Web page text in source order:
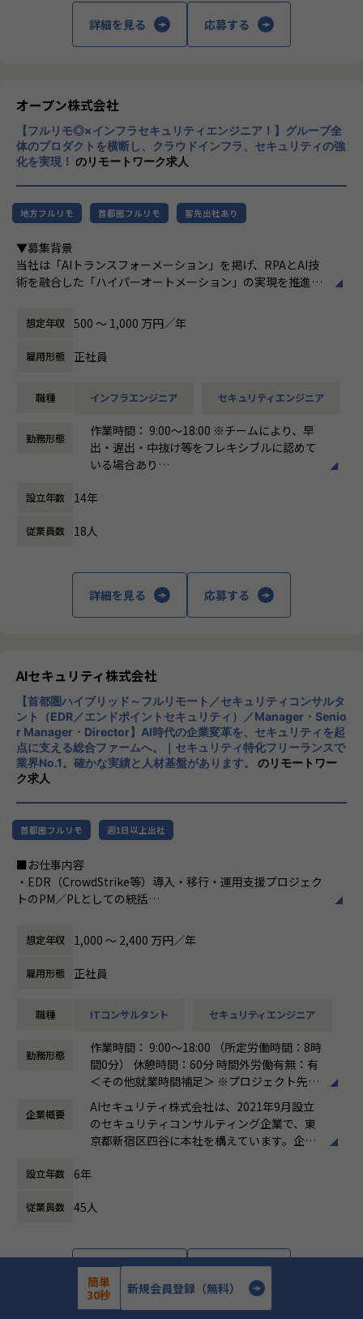
【組織の特徴・魅力】
・「真のデータドリブンコンサルティング」を体現すべく、
お客様の真のパートナーになることを目標としています。
・プロジェクトベースではなく、お客様ベースで仕事をして
いくため、よりお客様に深く入り込み「伴走型支援」として
お客様のデータ活用を促進させることができる点が醍醐味で
す。
適正に応じて、会社の指示する業務への異動を命じることが
■Mission：専門性と技術力、高度な分析ノ
ズに応えるため、私たちは「プロフェッショ
ナルサービスの大衆化」をミッションとして
掲げております。高い専門性を持った技術
力、深い経験から得られた多様性のある高度
な分析力をハイクオリティ＆ローコストで提
供することで、企業の競争優位確保に貢献す
ることを私たちは使命としております。
造」を掲げて、理想企業の創造に向け、「社
員全員が燃える会社」を目指しています。理
展する企業です。そして、社員全員が燃え続
ます。お客様に対する長期的な貢献を果たす
詳細を見る 応募する
オープン株式会社
【フルリモ◎×インフラセキュリティエンジニア！】グループ全
体のプロダクトを横断し、クラウドインフラ、セキュリティの強
化を実現！ のリモートワーク求人
地方フルリモ 首都圏フルリモ 客先出社あり
▼募集背景
当社は「AIトランスフォーメーション」を掲げ、RPAとAI技
術を融合した「ハイパーオートメーション」の実現を推進し
支えるインフラ基盤・セキュリティ統制・監視体制を全社横
断で整備・強化していくフェーズにあります。
現在、一部プロダクトのAWSからGoogle Cloud への移行を
はじめ、各プロダクトの脆弱性対応やセキュリティガバナン
かつスケーラブルに進化させる中核メンバーを求めていま
▼求める人物像
「一流であれ」「自ら仕掛ける」「ヒトをつくる」「本気を
複数プロダクトを横断し、当事者意識を持って課題を完遂で
未整備の課題を自ら発見し、仕組みとして解決することにや
ポジションの魅力
全社の技術基盤を「設計する」立場
特定プロダクトの運用担当ではなく、オープングループ全体
のインフラ・セキュリティ・監視の標準を自ら定義していく
りの裁量と影響範囲が大きいことが特徴です。
■0→1フェーズの面白さ
セキュリティガバナンス、監視・オブザーバビリティ基盤、I
aC による自動化など、これから整備していくテーマが揃って
います。既存の仕組みを維持するのではなく、自分の手で土
台を作り上げる経験ができます。
リーダー候補として、技術方針の策定・標準化・メンバー育
成にも携わります。スペシャリストとマネジメントの両方の
道が拓けるポジションです。
■身に付く・期待する、知識・スキル・能力
・DevSecOps／シフトレフトの実践 ：CI/CDにセキュリティ
・セキュリティガバナンス構築の経験：全社統制の設計、IS
・オブザーバビリティ基盤の設計力：監視・ログ・パフォー
・技術リード・標準化・育成のマネジメントスキル：チーム
を率いる経験
オープングループ全体のプロダクトを横断し、以下の領域を
担当いただきます。
クラウドインフラ
・Google Cloud への移行対応の推進
・GCP / AWS を中心としたインフラの設計・構築・運用
セキュリティ
・各プロダクトの脆弱性対応、セキュリティ診断、対策の実
・全社横断的なセキュリティ統制およびガバナンスの設計と
想定年収 500 〜 1,000 万円／年
雇用形態 正社員
職種 インフラエンジニア セキュリティエンジニア
勤務形態
作業時間： 9:00〜18:00 ※チームにより、早
出・遅出・中抜け等をフレキシブルに認めて
いる場合あり
時など）
休憩時間： 60分
設立年数 14年
従業員数 18人
詳細を見る 応募する
AIセキュリティ株式会社
【首都圏ハイブリッド～フルリモート／セキュリティコンサルタ
ント（EDR／エンドポイントセキュリティ）／Manager・Senio
r Manager・Director】AI時代の企業変革を、セキュリティを起
点に支える総合ファームへ。｜セキュリティ特化フリーランスで
業界No.1。確かな実績と人材基盤があります。
のリモートワー
ク求人
首都圏フルリモ 週1日以上出社
■お仕事内容
・EDR（CrowdStrike等）導入・移行・運用支援プロジェク
トのPM／PLとしての統括
の構想策定、設計のリード
・SOC／MDR運用設計、インシデント対応（IR）体制構築の
支援
・検知ルール・運用プロセスの高度化、チューニング方針の
・ユニット（チーム）のマネジメント、メンバー育成、デリ
・顧客への提案活動、経営層・部門責任者への報告・折衝
・ベンダーアライアンス（CrowdStrike）を活かした提案・
ソリューション開発
・（Senior Manager）複数プロジェクトの同時統括、案件
創出・事業推進のリード
・（Director）EDR／エンドポイント領域全体の事業・売上
■このポジションの魅力
当社がベンダーアライアンスを結ぶCrowdStrikeを中核に、
導入・構築から運用設計、
インシデント対応体制の構築までを一気通貫で担っていただ
想定年収 1,000 〜 2,400 万円／年
雇用形態 正社員
職種 ITコンサルタント セキュリティエンジニア
勤務形態
作業時間： 9:00～18:00 （所定労働時間：8時
間0分） 休憩時間：60分 時間外労働有無：有
＜その他就業時間補足＞ ※プロジェクト先に
よる。 ※シニアコンサルタント以上は専門業
務型裁量労働制（みなし労働時間8時間）の
場合、時間外労働なし
働き方：裁量労働制
休憩時間： 60分
企業概要
AIセキュリティ株式会社は、2021年9月設立
のセキュリティコンサルティング企業で、東
京都新宿区四谷に本社を構えています。企業
げ、企業の持続的な成長と価値向上を支援す
コンサルティング、サイバーセキュリティコ
キュリティ顧問サービス、人材紹介・採用支
援などです。AI活用の拡大に伴うセキュリテ
ィリスクへの対応を強みとし、リスク管理か
ら組織体制構築、人材確保まで幅広く支援し
設立年数 6年
従業員数 45人
詳細を見る 応募する
簡単
30秒
新規会員登録（無料）